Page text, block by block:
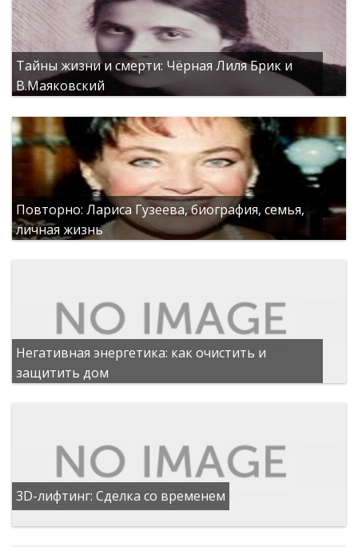
Тайны жизни и смерти: Чёрная Лиля Брик и
В.Маяковский
Повторно: Лариса Гузеева, биография, семья,
личная жизнь
Негативная энергетика: как очистить и
защитить дом
3D-лифтинг: Сделка со временем